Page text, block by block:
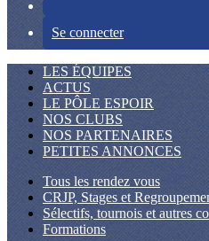
Se connecter
LES ÉQUIPES
ACTUS
LE PÔLE ESPOIR
NOS CLUBS
NOS PARTENAIRES
PETITES ANNONCES
Tous les rendez vous
CRJP, Stages et
Sélectifs, tournois et autres
Formations